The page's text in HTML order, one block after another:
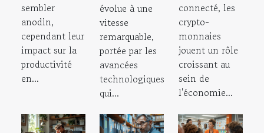
sembler
anodin,
cependant leur
impact sur la
productivité
en...
évolue à une
vitesse
remarquable,
portée par les
avancées
technologiques
qui...
connecté, les
crypto-
monnaies
jouent un rôle
croissant au
sein de
l'économie...